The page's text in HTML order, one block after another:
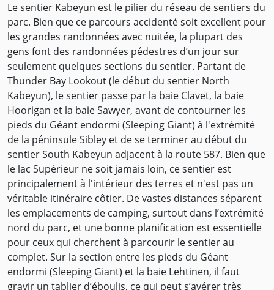
Le sentier Kabeyun est le pilier du réseau de sentiers du
parc. Bien que ce parcours accidenté soit excellent pour
les grandes randonnées avec nuitée, la plupart des
gens font des randonnées pédestres d’un jour sur
seulement quelques sections du sentier. Partant de
Thunder Bay Lookout (le début du sentier North
Kabeyun), le sentier passe par la baie Clavet, la baie
Hoorigan et la baie Sawyer, avant de contourner les
pieds du Géant endormi (Sleeping Giant) à l'extrémité
de la péninsule Sibley et de se terminer au début du
sentier South Kabeyun adjacent à la route 587. Bien que
le lac Supérieur ne soit jamais loin, ce sentier est
principalement à l'intérieur des terres et n'est pas un
véritable itinéraire côtier. De vastes distances séparent
les emplacements de camping, surtout dans l’extrémité
nord du parc, et une bonne planification est essentielle
pour ceux qui cherchent à parcourir le sentier au
complet. Sur la section entre les pieds du Géant
endormi (Sleeping Giant) et la baie Lehtinen, il faut
gravir un tablier d’éboulis, ce qui peut s’avérer très